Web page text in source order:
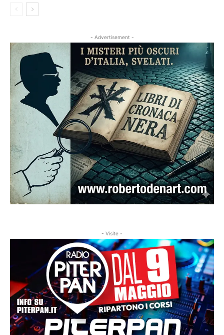
- Advertisement -
- Visite -